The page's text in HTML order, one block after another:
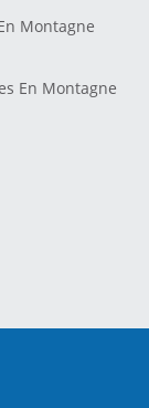
Montagne
En Montagne